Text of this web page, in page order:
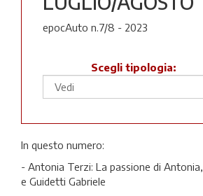
epocAuto n.7/8 - 2023
Scegli tipologia:
In questo numero:
- Antonia Terzi: La passione di
e Guidetti Gabriele